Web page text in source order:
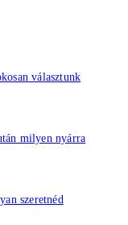
választunk
milyen nyárra
szeretnéd